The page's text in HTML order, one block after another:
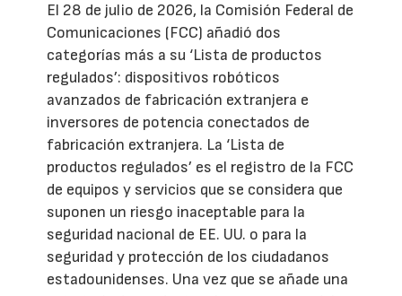
El 28 de julio de 2026, la Comisión Federal de
Comunicaciones (FCC) añadió dos
categorías más a su ‘Lista de productos
regulados’: dispositivos robóticos
avanzados de fabricación extranjera e
inversores de potencia conectados de
fabricación extranjera. La ‘Lista de
productos regulados’ es el registro de la FCC
de equipos y servicios que se considera que
suponen un riesgo inaceptable para la
seguridad nacional de EE. UU. o para la
seguridad y protección de los ciudadanos
estadounidenses. Una vez que se añade una